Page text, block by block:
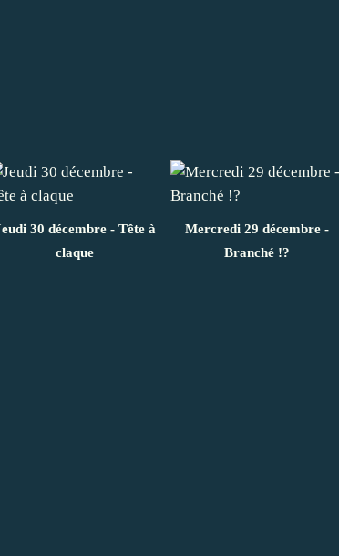
30 décembre - Tête à
claque
Mercredi 29 décembre -
Branché !?